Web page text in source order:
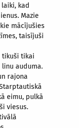
kad
Mazie
mācījušies
taisījuši
tikuši tikai
linu auduma.
rajona
eimu, pulkā
viesus.